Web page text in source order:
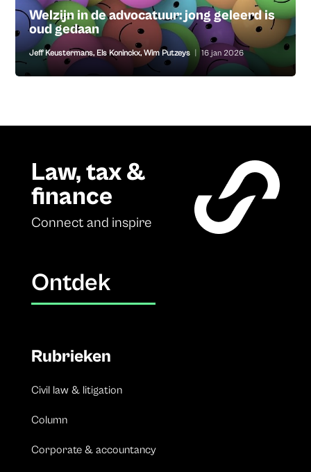
Welzijn in de advocatuur: jong geleerd is
oud gedaan
Jeff Keustermans, Els Koninckx,Wim Putzeys 16 jan 2026
Law, tax &
finance
Connect and inspire
Ontdek
Rubrieken
Civil law & litigation
Column
Corporate & accountancy